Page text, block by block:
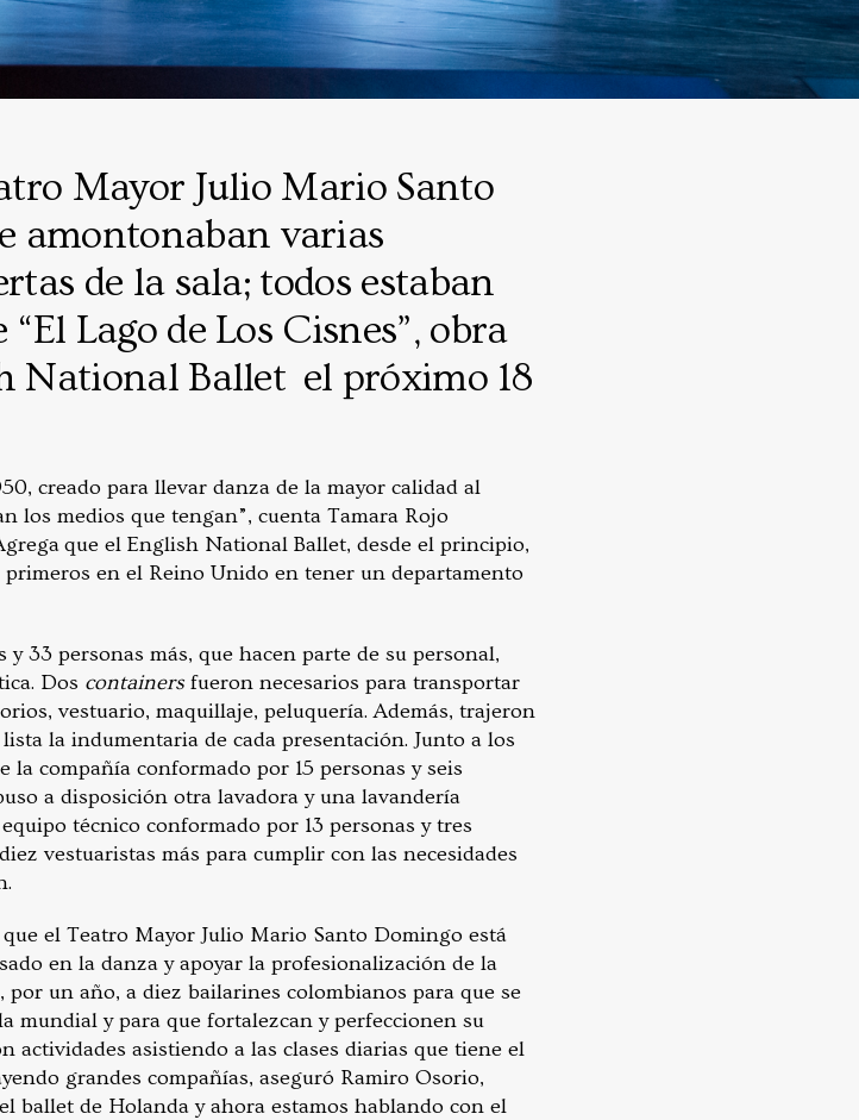
Mayor Julio Mario Santo
amontonaban varias
de la sala; todos estaban
Lago de Los Cisnes”, obra
National Ballet el próximo 18
creado para llevar danza de la mayor calidad al
los medios que tengan”, cuenta Tamara Rojo
que el English National Ballet, desde el principio,
en el Reino Unido en tener un departamento
33 personas más, que hacen parte de su personal,
Dos containers fueron necesarios para transportar
vestuario, maquillaje, peluquería. Además, trajeron
la indumentaria de cada presentación. Junto a los
compañía conformado por 15 personas y seis
a disposición otra lavadora y una lavandería
técnico conformado por 13 personas y tres
vestuaristas más para cumplir con las necesidades
el Teatro Mayor Julio Mario Santo Domingo está
en la danza y apoyar la profesionalización de la
un año, a diez bailarines colombianos para que se
mundial y para que fortalezcan y perfeccionen su
actividades asistiendo a las clases diarias que tiene el
grandes compañías, aseguró Ramiro Osorio,
ballet de Holanda y ahora estamos hablando con el